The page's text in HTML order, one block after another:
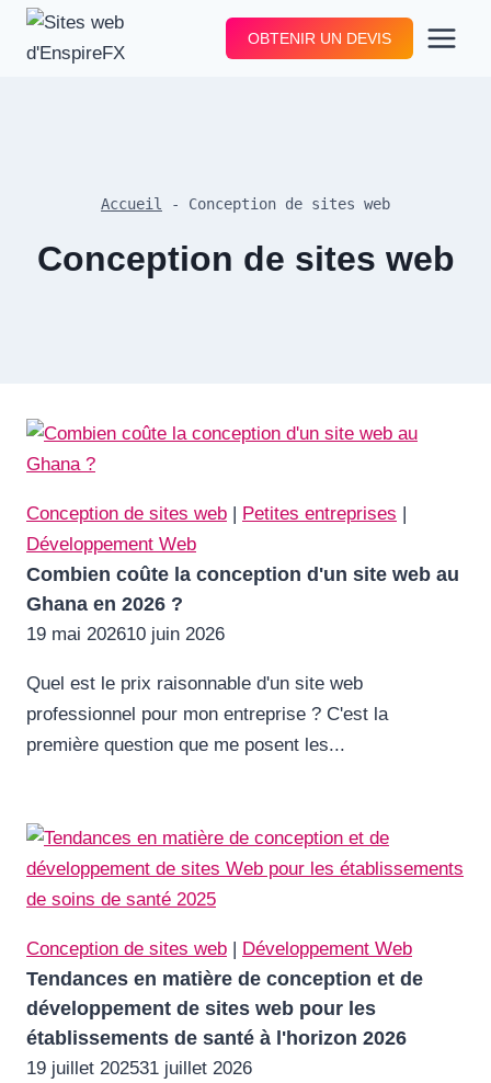
Aller
OBTENIR UN DEVIS
Accueil - Conception de sites web
Conception de sites web
Conception de sites web | Petites entreprises |
Développement Web
Combien coûte la conception d'un site web au
Ghana en 2026 ?
19 mai 202610 juin 2026
Quel est le prix raisonnable d'un site web
professionnel pour mon entreprise ? C'est la
première question que me posent les...
Conception de sites web | Développement Web
Tendances en matière de conception et de
développement de sites web pour les
établissements de santé à l'horizon 2026
19 juillet 202531 juillet 2026